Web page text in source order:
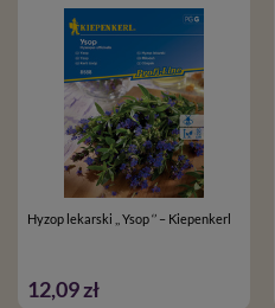
Hyzop lekarski ,, Ysop ‘’ – Kiepenkerl
12,09 zł